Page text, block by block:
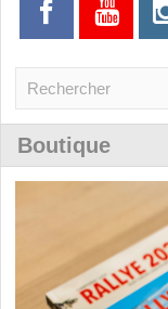
Boutique